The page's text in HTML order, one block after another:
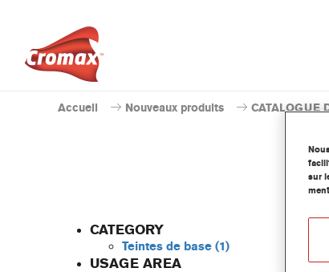
Accueil Nouveaux produits CATALOGUE
CATEGORY
Teintes de base (1)
USAGE AREA
sur